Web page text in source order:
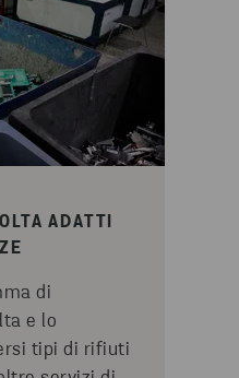
ADATTI
di
e lo
tipi di rifiuti